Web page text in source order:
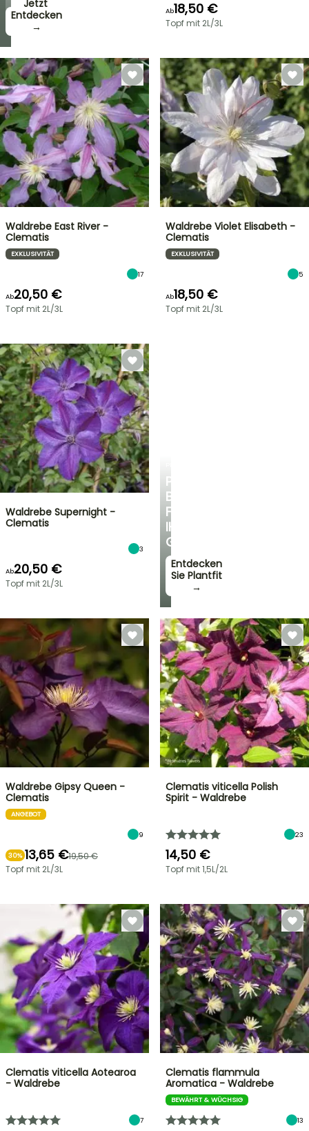
Jetzt
zugreifen!
→
Entdecken
→
PERSÖNLICHE
BERATUNG
FÜR
IHREN
GARTEN
Entdecken
Sie Plantfit
→
Ab18,50 €
Topf mit 2L/3L
Waldrebe East River -
Clematis
EXKLUSIVITÄT
17
Ab20,50 €
Topf mit 2L/3L
Waldrebe Violet Elisabeth -
Clematis
EXKLUSIVITÄT
5
Ab18,50 €
Topf mit 2L/3L
Waldrebe Supernight -
Clematis
3
Ab20,50 €
Topf mit 2L/3L
Waldrebe Gipsy Queen -
Clematis
ANGEBOT
9
30% 13,65 €19,50 €
Topf mit 2L/3L
Clematis viticella Polish
Spirit - Waldrebe
23
14,50 €
Topf mit 1,5L/2L
Clematis viticella Aotearoa
- Waldrebe
7
Clematis flammula
Aromatica - Waldrebe
BEWÄHRT & WÜCHSIG
13